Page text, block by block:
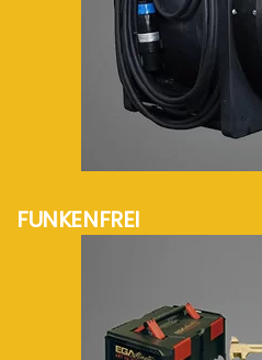
FUNKENFREI